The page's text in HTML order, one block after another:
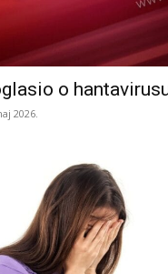
o
2026.